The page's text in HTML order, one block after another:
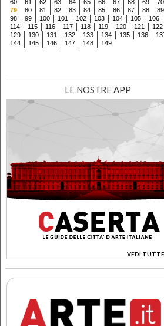
60 61 62 63 64 65 66 67 68 69 70
79
80 81 82 83 84 85 86 87 88 89
98
99 100 101 102 103 104 105 106
114
115 116 117 118 119 120 121 122
129
130 131 132 133 134 135 136
144
145 146 147 148
149
LE NOSTRE APP
VEDI TUTTE
>